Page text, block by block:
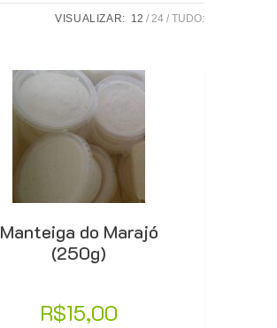
VISUALIZAR: 12 24 TUDO:
Manteiga do Marajó
(250g)
R$15,00